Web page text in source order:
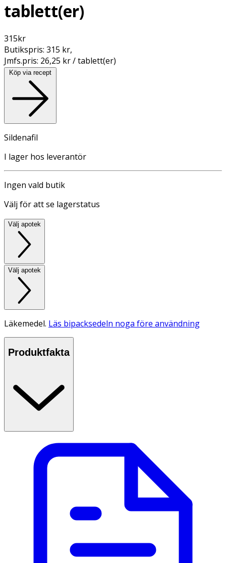
tablett(er)
315kr
Butikspris: 315 kr,
Jmfs.pris: 26,25 kr / tablett(er)
Köp via recept
Sildenafil
I lager hos leverantör
Ingen vald butik
Välj för att se lagerstatus
Välj apotek
Välj apotek
Läkemedel. Läs bipacksedeln noga före användning
Produktfakta